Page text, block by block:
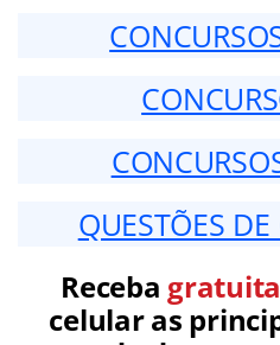
QUESTÕES
Receba
celular as